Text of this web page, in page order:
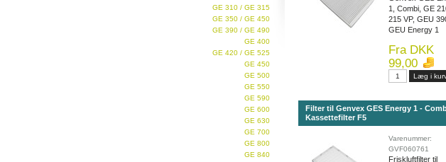
GE 310 / GE 315
GE 350 / GE 450
GE 390 / GE 490
GE 400
GE 420 / GE 525
GE 450
GE 500
GE 550
GE 590
GE 600
GE 630
GE 700
GE 800
GE 840
1, Combi, GE
215 VP, GEU
GEU Energy 1
Fra DKK
99,00
Filter til Genvex GES Energy 1 -
Kassettefilter F5
Varenummer:
GVF060761
Friskluftfilter til